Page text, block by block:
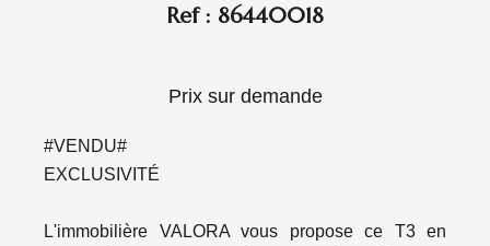
Ref : 86440018
Prix sur demande
#VENDU#
EXCLUSIVITÉ
L'immobilière VALORA vous propose ce T3 en